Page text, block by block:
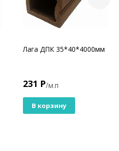
Лага ДПК 35*40*4000мм
231 Р/м.п
В корзину